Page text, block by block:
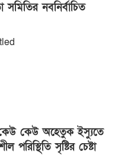
সমিতির নবনির্বাচিত
কেউ অহেতুক ইস্যুতে
পরিস্থিতি সৃষ্টির চেষ্টা